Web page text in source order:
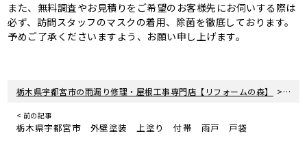
また、無料調査やお見積りをご希望のお客様先にお伺いする際は
必ず、訪問スタッフのマスクの着用、除菌を徹底しております。
予めご了承くださいますよう、お願い申し上げます。
栃木県宇都宮市の雨漏り修理・屋根工事専門店【リフォームの森】 > 新着
< 前の記事
栃木県宇都宮市 外壁塗装 上塗り 付帯 雨戸 戸袋